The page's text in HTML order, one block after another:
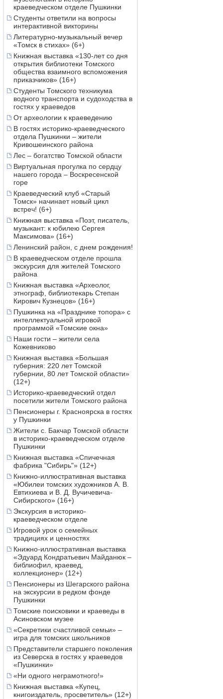
краеведческом отделе Пушкинки
Студенты ответили на вопросы
интерактивной викторины
Литературно-музыкальный вечер
«Томск в стихах» (6+)
Книжная выставка «130-лет со дня
открытия библиотеки Томского
общества взаимного вспоможения
приказчиков» (16+)
Студенты Томского техникума
водного транспорта и судоходства в
гостях у краеведов
От археологии к краеведению
В гостях историко-краеведческого
отдела Пушкинки – жители
Кривошеинского района
Лес – богатство Томской области
Виртуальная прогулка по сердцу
нашего города – Воскресенской
горе
Краеведческий клуб «Старый
Томск» начинает новый цикл
встреч! (6+)
Книжная выставка «Поэт, писатель,
музыкант: к юбилею Сергея
Максимова» (16+)
Ленинский район, с днем рождения!
В краеведческом отделе прошла
экскурсия для жителей Томского
района
Книжная выставка «Археолог,
этнограф, библиотекарь Степан
Кирович Кузнецов» (16+)
Пушкинка на «Празднике топора» с
интеллектуальной игровой
программой «Томские окна»
Наши гости – жители села
Кожевниково
Книжная выставка «Большая
губерния: 220 лет Томской
губернии, 80 лет Томской области»
(12+)
Историко-краеведческий отдел
посетили жители Томского района
Пенсионеры г. Красноярска в гостях
у Пушкинки
Жители с. Бакчар Томской области
в историко-краеведческом отделе
Пушкинки
Книжная выставка «Спичечная
фабрика "Сибирь"» (12+)
Книжно-иллюстративная выставка
«Юбилеи томских художников А. В.
Евтихиева и В. Д. Вучичевича-
Сибирского» (16+)
Экскурсия в историко-
краеведческом отделе
Игровой урок о семейных
традициях и ценностях
Книжно-иллюстративная выставка
«Эдуард Кондратьевич Майданюк –
библиофил, краевед,
коллекционер» (12+)
Пенсионеры из Шегарского района
на экскурсии в редком фонде
Пушкинки
Томские поисковики и краеведы в
Асиновском музее
«Секретики счастливой семьи» –
игра для томских школьников
Представители старшего поколения
из Северска в гостях у краеведов
«Пушкинки»
«Ни одного неграмотного!»
Книжная выставка «Купец,
книгоиздатель, просветитель» (12+)